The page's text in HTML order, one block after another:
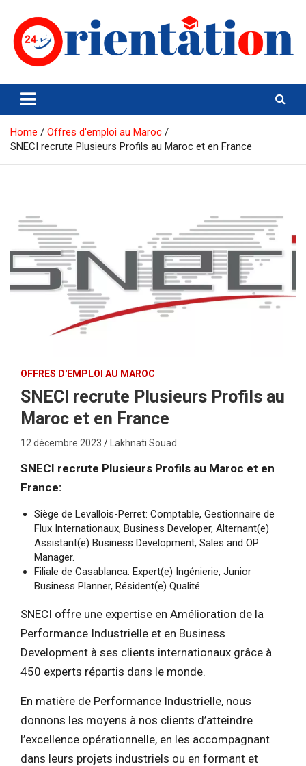
content
Orientation24
Emploi et Orientation au Maroc
Home
Offres d'emploi au Maroc
SNECI recrute Plusieurs Profils au Maroc et en France
OFFRES D'EMPLOI AU MAROC
SNECI recrute Plusieurs Profils au
Maroc et en France
12 décembre 2023 Lakhnati Souad
SNECI recrute Plusieurs Profils au Maroc et en
France:
Siège de Levallois-Perret: Comptable, Gestionnaire de
Flux Internationaux, Business Developer, Alternant(e)
Assistant(e) Business Development, Sales and OP
Manager.
Filiale de Casablanca: Expert(e) Ingénierie, Junior
Business Planner, Résident(e) Qualité.
SNECI offre une expertise en Amélioration de la
Performance Industrielle et en Business
Development à ses clients internationaux grâce à
450 experts répartis dans le monde.
En matière de Performance Industrielle, nous
donnons les moyens à nos clients d’atteindre
l’excellence opérationnelle, en les accompagnant
dans leurs projets industriels ou en formant et